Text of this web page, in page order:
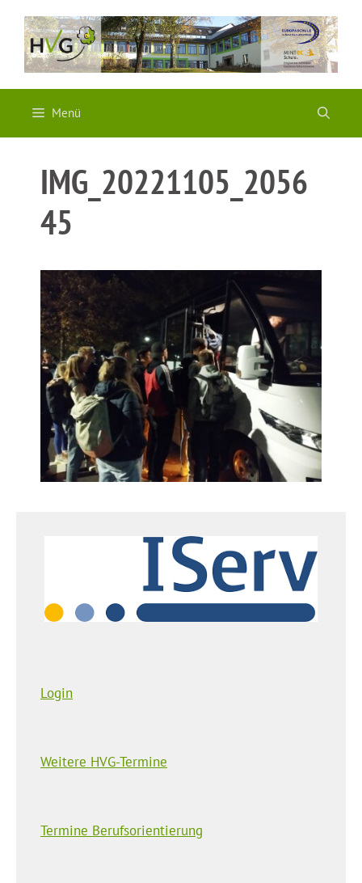
Inhalt
springen
Menü
IMG_20221105_2056
45
Login
Weitere HVG-Termine
Termine Berufsorientierung